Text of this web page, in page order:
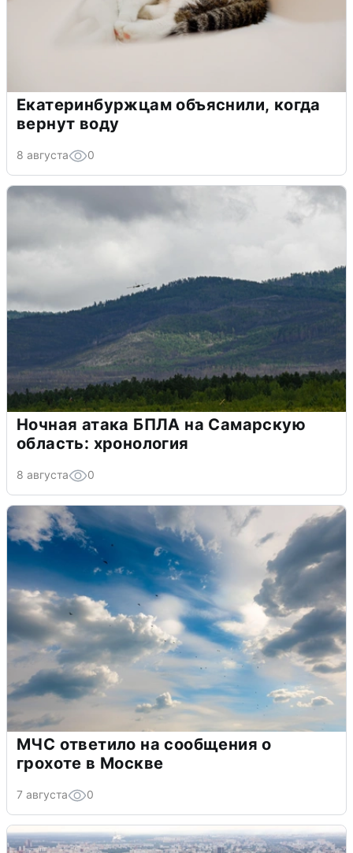
Екатеринбуржцам объяснили, когда
вернут воду
8 августа 0
Ночная атака БПЛА на Самарскую
область: хронология
8 августа 0
МЧС ответило на сообщения о
грохоте в Москве
7 августа 0